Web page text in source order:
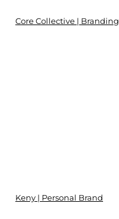
Core Collective | Branding
Keny | Personal Brand